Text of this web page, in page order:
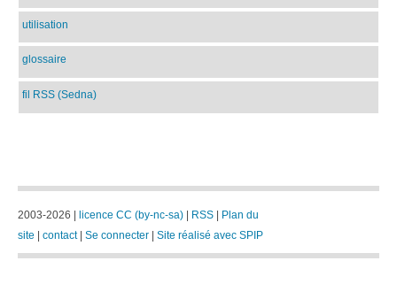
utilisation
glossaire
fil RSS (Sedna)
2003-2026 | licence CC (by-nc-sa) RSS
Plan du
site
contact| Se connecter Site réalisé avec SPIP